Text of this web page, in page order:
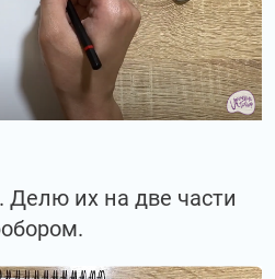
Делю их на две части